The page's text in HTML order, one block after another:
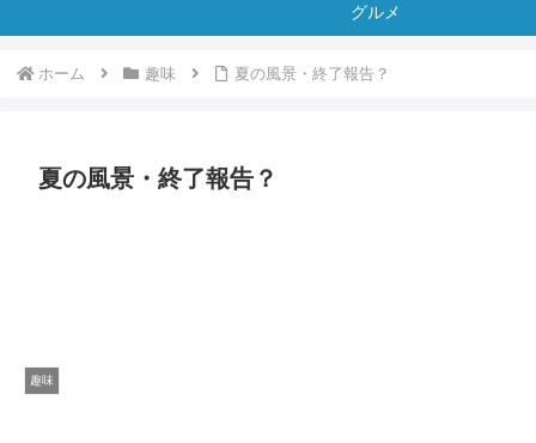
グルメ
ホーム 趣味 夏の風景・終了報告？
夏の風景・終了報告？
趣味